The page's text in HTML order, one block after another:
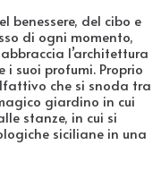
benessere, del cibo e
di ogni momento,
l’architettura
i suoi profumi. Proprio
che si snoda tra
giardino in cui
stanze, in cui si
siciliane in una